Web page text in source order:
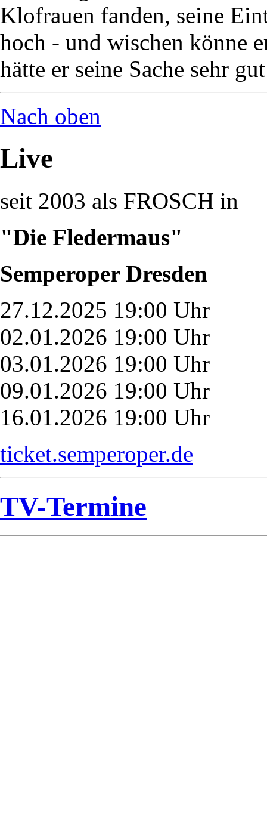
Klofrauen fanden, seine
hoch - und wischen könne
hätte er seine Sache sehr
Nach oben
Live
seit 2003 als FROSCH in
"Die Fledermaus"
Semperoper Dresden
27.12.2025 19:00 Uhr
02.01.2026 19:00 Uhr
03.01.2026 19:00 Uhr
09.01.2026 19:00 Uhr
16.01.2026 19:00 Uhr
ticket.semperoper.de
TV-Termine